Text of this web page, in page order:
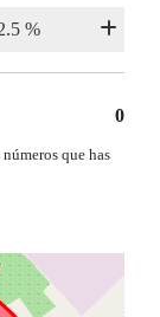
0
que has